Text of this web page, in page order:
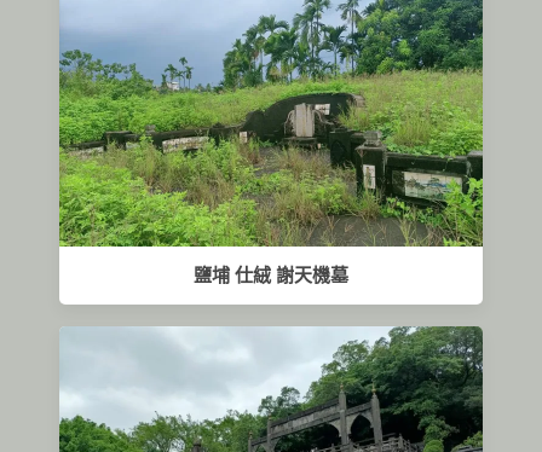
鹽埔 仕絨 謝天機墓